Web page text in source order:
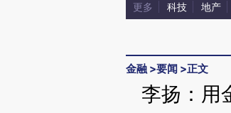
更多 科技 地产
金融 >要闻 >正文
李扬：用